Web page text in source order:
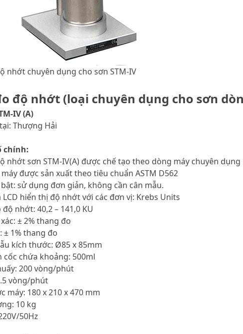
nhớt chuyên dụng cho sơn STM-IV
độ nhớt (loại chuyên dụng cho sơn
IV (A)
Thượng Hải
chính:
nhớt sơn STM-IV(A) được chế tạo theo dòng máy chuyên
được sản xuất theo tiêu chuẩn ASTM D562
sử dụng đơn giản, không cần cân mẫu.
hiển thị độ nhớt với các đơn vị: Krebs Units
nhớt: 40,2 – 141,0 KU
± 2% thang đo
± 1% thang đo
kích thước: Ø85 x 85mm
cốc chứa khoảng: 500ml
200 vòng/phút
vòng/phút
máy: 180 x 210 x 470 mm
10 kg
50Hz